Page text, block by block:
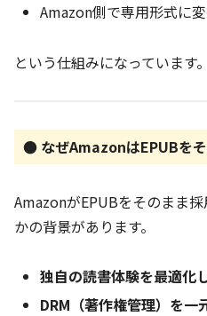
Amazon側で専用形式に
という仕組みになっています。
● なぜAmazonはEPUBを
AmazonがEPUBをそのまま
かの背景があります。
独自の読書体験を最適化
DRM（著作権管理）を一